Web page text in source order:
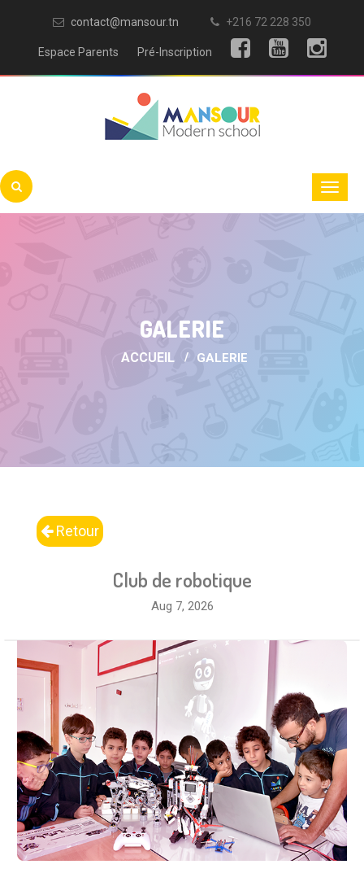
contact@mansour.tn +216 72 228 350
Espace Parents Pré-Inscription
GALERIE
ACCUEIL GALERIE
Retour
Club de robotique
Aug 7, 2026